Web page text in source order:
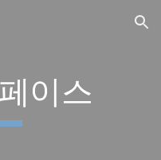
Skip to navigation
이스